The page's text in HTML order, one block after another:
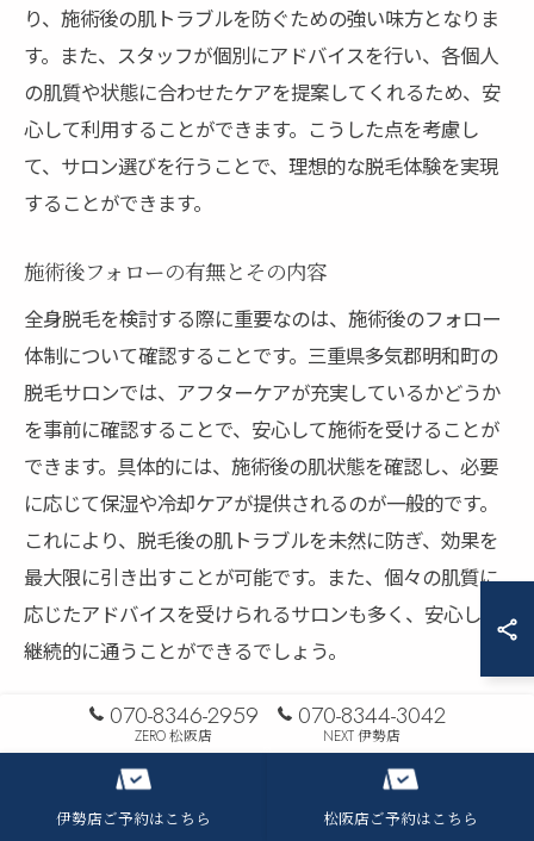
り、施術後の肌トラブルを防ぐための強い味方となりま
す。また、スタッフが個別にアドバイスを行い、各個人
の肌質や状態に合わせたケアを提案してくれるため、安
心して利用することができます。こうした点を考慮し
て、サロン選びを行うことで、理想的な脱毛体験を実現
することができます。
施術後フォローの有無とその内容
全身脱毛を検討する際に重要なのは、施術後のフォロー
体制について確認することです。三重県多気郡明和町の
脱毛サロンでは、アフターケアが充実しているかどうか
を事前に確認することで、安心して施術を受けることが
できます。具体的には、施術後の肌状態を確認し、必要
に応じて保湿や冷却ケアが提供されるのが一般的です。
これにより、脱毛後の肌トラブルを未然に防ぎ、効果を
最大限に引き出すことが可能です。また、個々の肌質に
応じたアドバイスを受けられるサロンも多く、安心して
継続的に通うことができるでしょう。
万が一のトラブル対応について質問する
脱毛においては、万が一のトラブルが発生した場合の対
070-8346-2959
ZERO 松阪店
070-8344-3042
NEXT 伊勢店
伊勢店ご予約はこちら 松阪店ご予約はこちら